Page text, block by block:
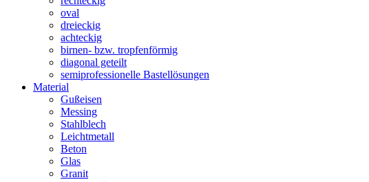
oval
dreieckig
achteckig
birnen- bzw. tropfenförmig
diagonal geteilt
semiprofessionelle Bastellösungen
Material
Gußeisen
Messing
Stahlblech
Leichtmetall
Beton
Glas
Granit